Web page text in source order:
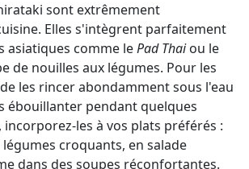
sont extrêmement
Elles s'intègrent parfaitement
asiatiques comme lePad Thaiou le
de nouilles aux légumes. Pour les
les rincer abondamment sous l'eau
ébouillanter pendant quelques
incorporez-les à vos plats préférés :
légumes croquants, en salade
dans des soupes réconfortantes.